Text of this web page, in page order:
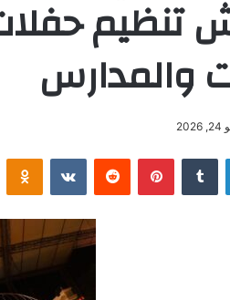
والمدارس
لينكدإن ‏Tumblr بينتيريست ‏Reddit
‏VKontakte
Odnoklassniki